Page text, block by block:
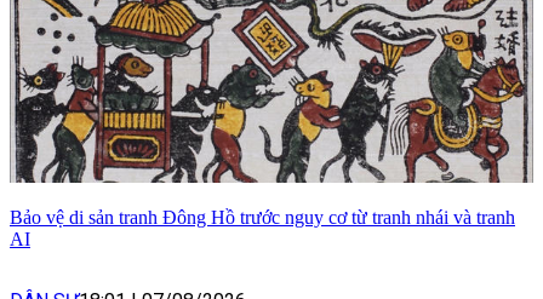
Bảo vệ di sản tranh Đông Hồ trước nguy cơ từ tranh nhái và tranh
AI